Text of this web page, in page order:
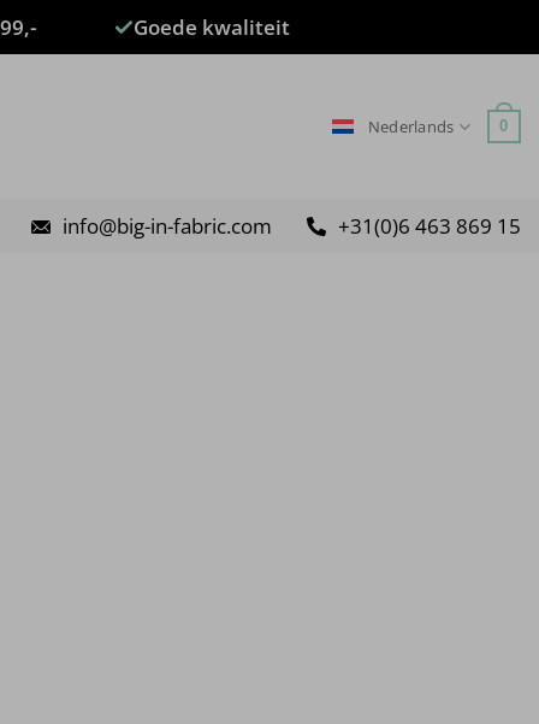
Goede kwaliteit
Nederlands 0
info@big-in-fabric.com +31(0)6 463 869 15